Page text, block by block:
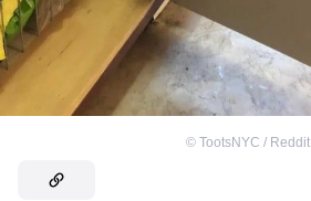
© TootsNYC / Reddit